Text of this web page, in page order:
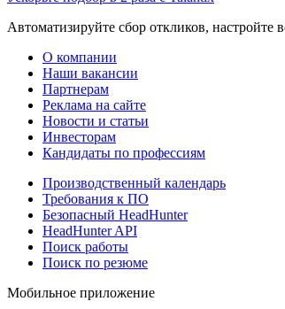
Автоматизируйте сбор откликов, настройте
О компании
Наши вакансии
Партнерам
Реклама на сайте
Новости и статьи
Инвесторам
Кандидаты по профессиям
Производственный календарь
Требования к ПО
Безопасный HeadHunter
HeadHunter API
Поиск работы
Поиск по резюме
Мобильное приложение